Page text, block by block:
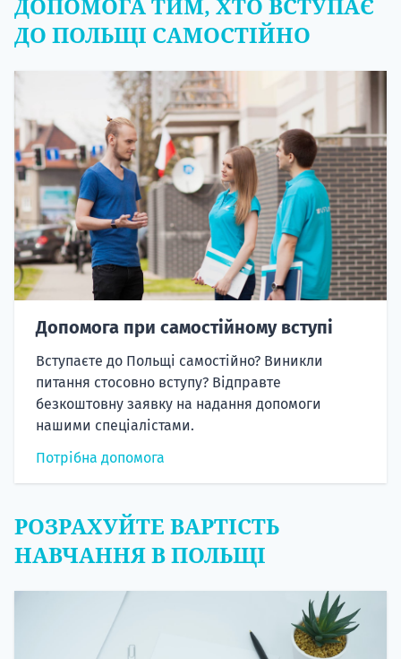
ДО ПОЛЬЩІ САМОСТІЙНО
Допомога при самостійному вступі
Вступаєте до Польщі самостійно? Виникли
питання стосовно вступу? Відправте
безкоштовну заявку на надання допомоги
нашими спеціалістами.
Потрібна допомога
РОЗРАХУЙТЕ ВАРТІСТЬ
НАВЧАННЯ В ПОЛЬЩІ